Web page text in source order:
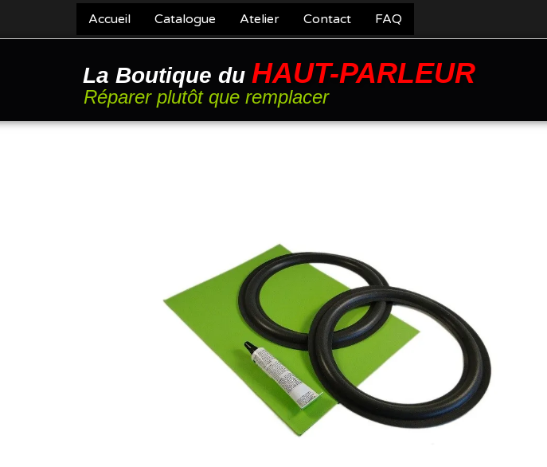
Accueil Catalogue Atelier Contact FAQ
La Boutique du HAUT-PARLEUR
Réparer plutôt que remplacer